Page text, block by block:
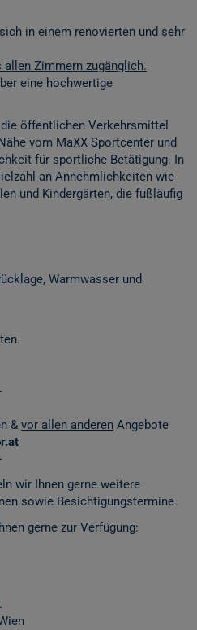
in einem renovierten und sehr
allen Zimmern zugänglich.
eine hochwertige
öffentlichen Verkehrsmittel
vom MaXX Sportcenter und
für sportliche Betätigung. In
an Annehmlichkeiten wie
und Kindergärten, die fußläufig
Warmwasser und
& vor allen anderen Angebote
wir Ihnen gerne weitere
sowie Besichtigungstermine.
gerne zur Verfügung: